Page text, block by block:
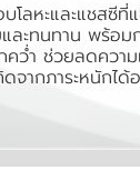
บโลหะและแชสซี
ละทนทาน พร้อ
ว่ำ ช่วยลดความ
ดจากภาระหนักได้